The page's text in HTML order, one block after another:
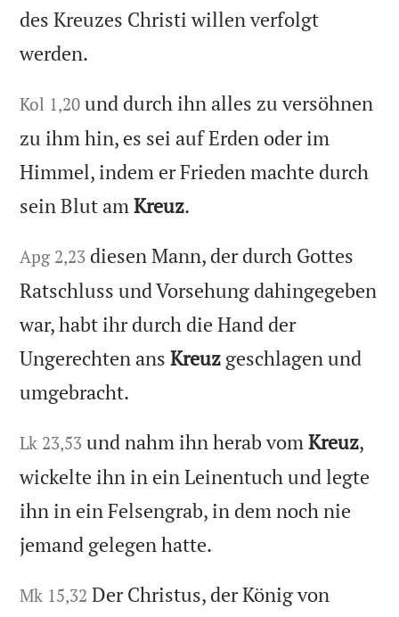
des Kreuzes Christi willen verfolgt
werden.
Kol 1,20 und durch ihn alles zu versöhnen
zu ihm hin, es sei auf Erden oder im
Himmel, indem er Frieden machte durch
sein Blut amKreuz.
Apg 2,23 diesen Mann, der durch Gottes
Ratschluss und Vorsehung dahingegeben
war, habt ihr durch die Hand der
Ungerechten ansKreuz geschlagen und
umgebracht.
Lk 23,53 und nahm ihn herab vomKreuz,
wickelte ihn in ein Leinentuch und legte
ihn in ein Felsengrab, in dem noch nie
jemand gelegen hatte.
Mk 15,32 Der Christus, der König von